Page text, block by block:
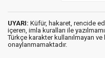
UYARI: Küfür, hakaret, rencide
içeren, imla kuralları ile
Türkçe karakter kullanılmayan
onaylanmamaktadır.